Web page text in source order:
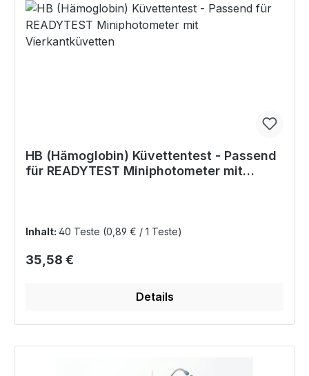
HB (Hämoglobin) Küvettentest - Passend
für READYTEST Miniphotometer mit
Inhalt: 40 Teste (0,89 € / 1 Teste)
Regulärer Preis:
35,58 €
Details